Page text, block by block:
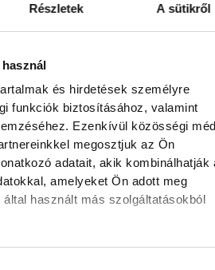
Részletek A sütikről
és hirdetések személyre
funkciók biztosításához, valamint
Ezenkívül közösségi
megosztjuk az Ön
adatait, akik kombinálhatják
amelyeket Ön adott meg
használt más szolgáltatásokból
idén tizenkettedik
év strandétele versenyt,
44 étellel indult. Egy
az elemzőket a
adatok
értékelték az
1,2 százalékos inflációs